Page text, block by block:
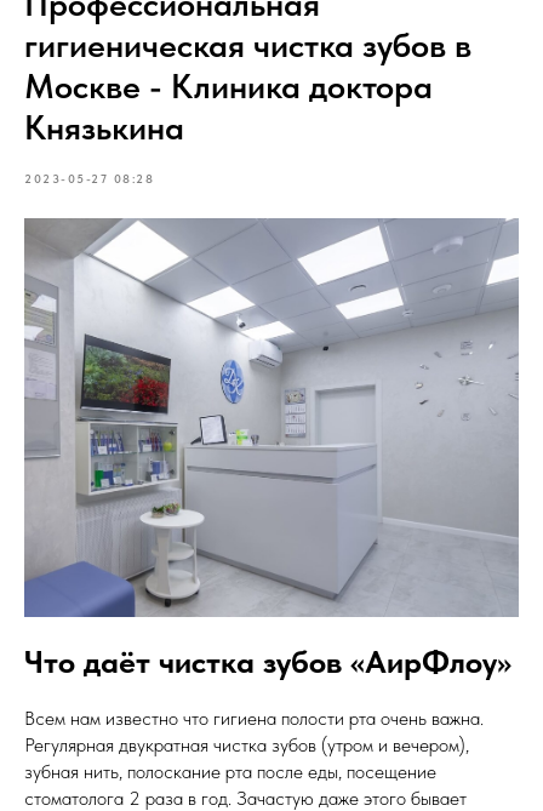
гигиеническая чистка зубов в
Москве - Клиника доктора
Князькина
2023-05-27 08:28
Что даёт чистка зубов «АирФлоу»
Всем нам известно что гигиена полости рта очень важна.
Регулярная двукратная чистка зубов (утром и вечером),
зубная нить, полоскание рта после еды, посещение
стоматолога 2 раза в год. Зачастую даже этого бывает